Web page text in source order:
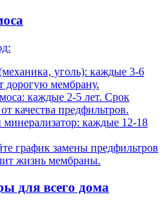
уголь): каждые 3-6
мембрану.
каждые 2-5 лет. Срок
качества предфильтров.
каждые 12-18
график замены предфильтров
жизнь мембраны.
для всего дома